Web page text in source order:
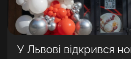
У Львові відкрився